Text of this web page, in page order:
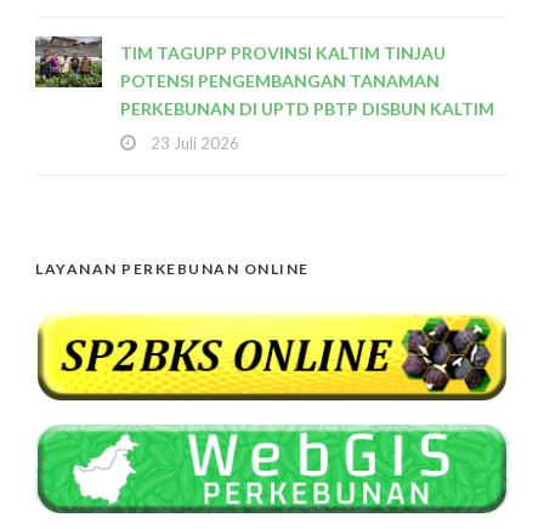
TIM TAGUPP PROVINSI KALTIM TINJAU
POTENSI PENGEMBANGAN TANAMAN
PERKEBUNAN DI UPTD PBTP DISBUN KALTIM
23 Juli 2026
LAYANAN PERKEBUNAN ONLINE